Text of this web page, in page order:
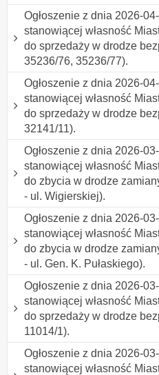
Ogłoszenie z dnia 2026-
stanowiącej własność
do sprzedaży w drodze
35236/76, 35236/77).
Ogłoszenie z dnia 2026-
stanowiącej własność
do sprzedaży w drodze
32141/11).
Ogłoszenie z dnia 2026-
stanowiącej własność
do zbycia w drodze
- ul. Wigierskiej).
Ogłoszenie z dnia 2026-
stanowiącej własność
do zbycia w drodze
- ul. Gen. K. Pułaskiego).
Ogłoszenie z dnia 2026-
stanowiącej własność
do sprzedaży w drodze
11014/1).
Ogłoszenie z dnia 2026-
stanowiącej własność